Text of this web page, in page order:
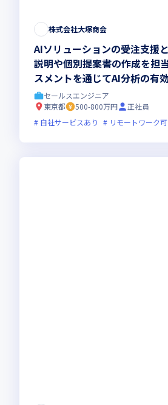
株式会社大塚商会
AIソリューションの受注支援
説明や個別提案書の作成を担
スメントを通じてAI分析の有
門エンジニアへの橋渡し役をお
セールスエンジニア
東京都
500-800万円
正社員
自社サービスあり
リモートワーク可